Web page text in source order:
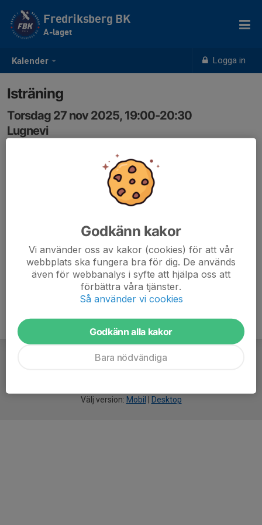
Kalender Logga in
Fredriksberg BK
A-laget
Isträning
Torsdag 27 nov 2025, 19:00-20:30
Lugnevi
Välj version: Mobil Desktop
Godkänn kakor
Vi använder oss av kakor (cookies) för att vår
webbplats ska fungera bra för dig. De används
även för webbanalys i syfte att hjälpa oss att
förbättra våra tjänster.
Så använder vi cookies
Godkänn alla kakor
Bara nödvändiga